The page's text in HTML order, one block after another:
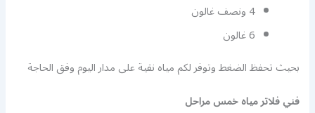
4 ونصف غالون
6 غالون
بحيث تحفظ الضغط وتوفر لكم مياه نقية على مدار اليوم وفق الحاجة
فني فلاتر مياه خمس مراحل